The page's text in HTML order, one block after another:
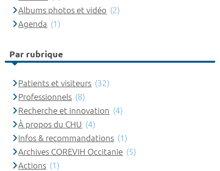
Albums photos et vidéo (2)
Agenda (1)
Par rubrique
Patients et visiteurs (32)
Professionnels (8)
Recherche et innovation (4)
À propos du CHU (4)
Infos & recommandations (1)
Archives COREVIH Occitanie (5)
Actions (1)